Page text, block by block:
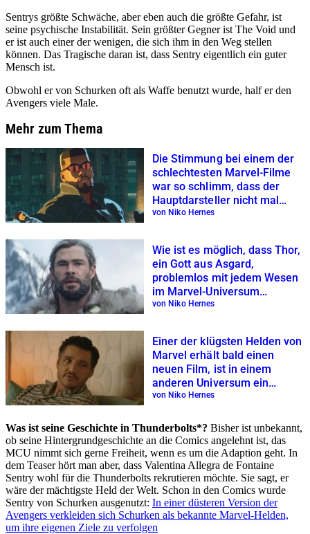
Sentrys größte Schwäche, aber eben auch die größte Gefahr, ist
seine psychische Instabilität. Sein größter Gegner ist The Void und
er ist auch einer der wenigen, die sich ihm in den Weg stellen
können. Das Tragische daran ist, dass Sentry eigentlich ein guter
Mensch ist.
Obwohl er von Schurken oft als Waffe benutzt wurde, half er den
Avengers viele Male.
Mehr zum Thema
Die Stimmung bei einem der
schlechtesten Marvel-Filme
war so schlimm, dass der
Hauptdarsteller nicht mal
seine Augen öffnen wollte
von Niko Hernes
Wie ist es möglich, dass Thor,
ein Gott aus Asgard,
problemlos mit jedem Wesen
im Marvel-Universum
sprechen kann?
von Niko Hernes
Einer der klügsten Helden von
Marvel erhält bald einen
neuen Film, ist in einem
anderen Universum ein
gefährlicher Schurke
von Niko Hernes
Was ist seine Geschichte in Thunderbolts*? Bisher ist unbekannt,
ob seine Hintergrundgeschichte an die Comics angelehnt ist, das
MCU nimmt sich gerne Freiheit, wenn es um die Adaption geht. In
dem Teaser hört man aber, dass Valentina Allegra de Fontaine
Sentry wohl für die Thunderbolts rekrutieren möchte. Sie sagt, er
wäre der mächtigste Held der Welt. Schon in den Comics wurde
Sentry von Schurken ausgenutzt: In einer düsteren Version der
Avengers verkleiden sich Schurken als bekannte Marvel-Helden,
um ihre eigenen Ziele zu verfolgen